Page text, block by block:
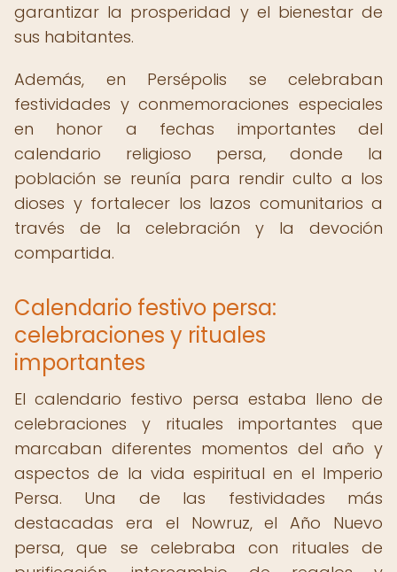
garantizar la prosperidad y el bienestar de
sus habitantes.
Además, en Persépolis se celebraban
festividades y conmemoraciones especiales
en honor a fechas importantes del
calendario religioso persa, donde la
población se reunía para rendir culto a los
dioses y fortalecer los lazos comunitarios a
través de la celebración y la devoción
compartida.
Calendario festivo persa:
celebraciones y rituales
importantes
El calendario festivo persa estaba lleno de
celebraciones y rituales importantes que
marcaban diferentes momentos del año y
aspectos de la vida espiritual en el Imperio
Persa. Una de las festividades más
destacadas era el Nowruz, el Año Nuevo
persa, que se celebraba con rituales de